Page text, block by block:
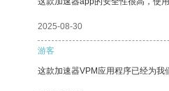
2025-08-30
游客
这款加速器VPM应用程序已经为我